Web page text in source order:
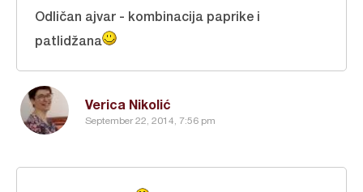
Verica Nikolić
September 22, 2014, 7:56 pm
Odličan ajvar - kombinacija paprike i
patlidžana